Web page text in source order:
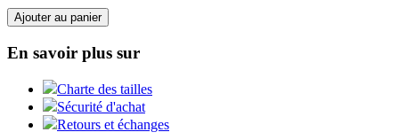
Ajouter au panier
En savoir plus sur
Charte des tailles
Sécurité d'achat
Retours et échanges